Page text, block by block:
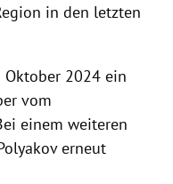
in den letzten
Oktober 2024 ein
vom
einem weiteren
erneut